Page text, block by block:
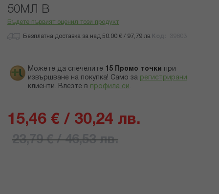
със
снимки
50МЛ В
Бъдете първият оценил този продукт
Безплатна доставка за над 50.00 € / 97,79 лв.
Можете да спечелите 15 Промо точки
при
извършване на покупка! Само за регистрирани
клиенти. Влезте в профила си .
15,46 € / 30,24 лв.
23,79 € / 46,53 лв.